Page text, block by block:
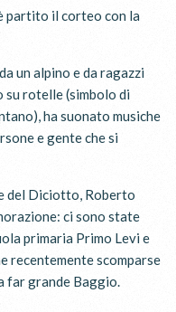
partito il corteo con la
un alpino e da ragazzi
su rotelle (simbolo di
ha suonato musiche
e gente che si
del Diciotto, Roberto
ci sono state
primaria Primo Levi e
recentemente scomparse
far grande Baggio.